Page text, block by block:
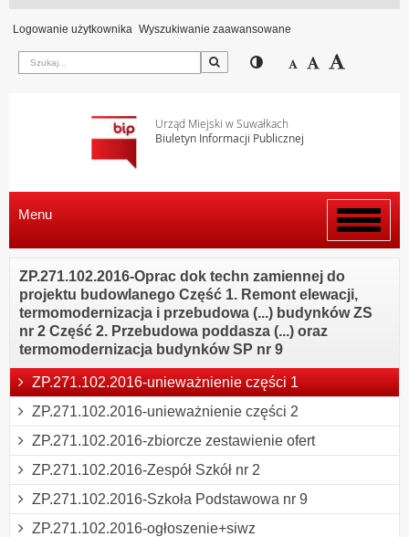
Logowanie użytkownika Wyszukiwanie zaawansowane
Szukaj Przełącz pomiędzy
Zmniejsz
Domyślny
Urząd Miejski w Suwałkach
Biuletyn Informacji Publicznej
Włącz
menu
Menu
ZP.271.102.2016-Oprac dok techn zamiennej do
projektu budowlanego Część 1. Remont elewacji,
termomodernizacja i przebudowa (...) budynków ZS
nr 2 Część 2. Przebudowa poddasza (...) oraz
termomodernizacja budynków SP nr 9
ZP.271.102.2016-unieważnienie części 1
ZP.271.102.2016-unieważnienie części 2
ZP.271.102.2016-zbiorcze zestawienie ofert
ZP.271.102.2016-Zespół Szkół nr 2
ZP.271.102.2016-Szkoła Podstawowa nr 9
ZP.271.102.2016-ogłoszenie+siwz